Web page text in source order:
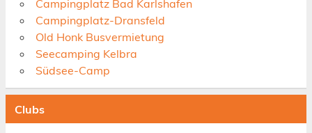
Campingplatz Bad Karlshafen
Campingplatz-Dransfeld
Old Honk Busvermietung
Seecamping Kelbra
Südsee-Camp
Clubs